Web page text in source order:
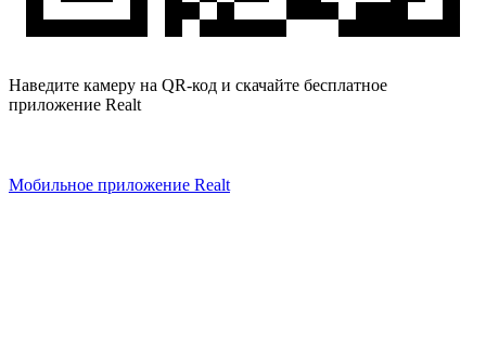
Наведите камеру на QR-код и скачайте бесплатное
приложение Realt
Мобильное приложение Realt